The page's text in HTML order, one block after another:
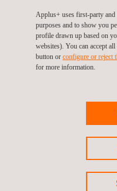
Wie sieht Ihr nächstes
als Partner profitieren Sie
flexiblen Lösungen und
Qualitätssicherung.
Frühere
Applus+ uses first-party
purposes and to show you
profile drawn up based on
websites). You can accept
button or configure or reject
for more information.